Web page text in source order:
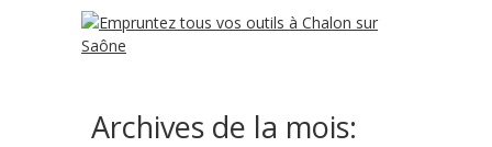
Archives de la mois: